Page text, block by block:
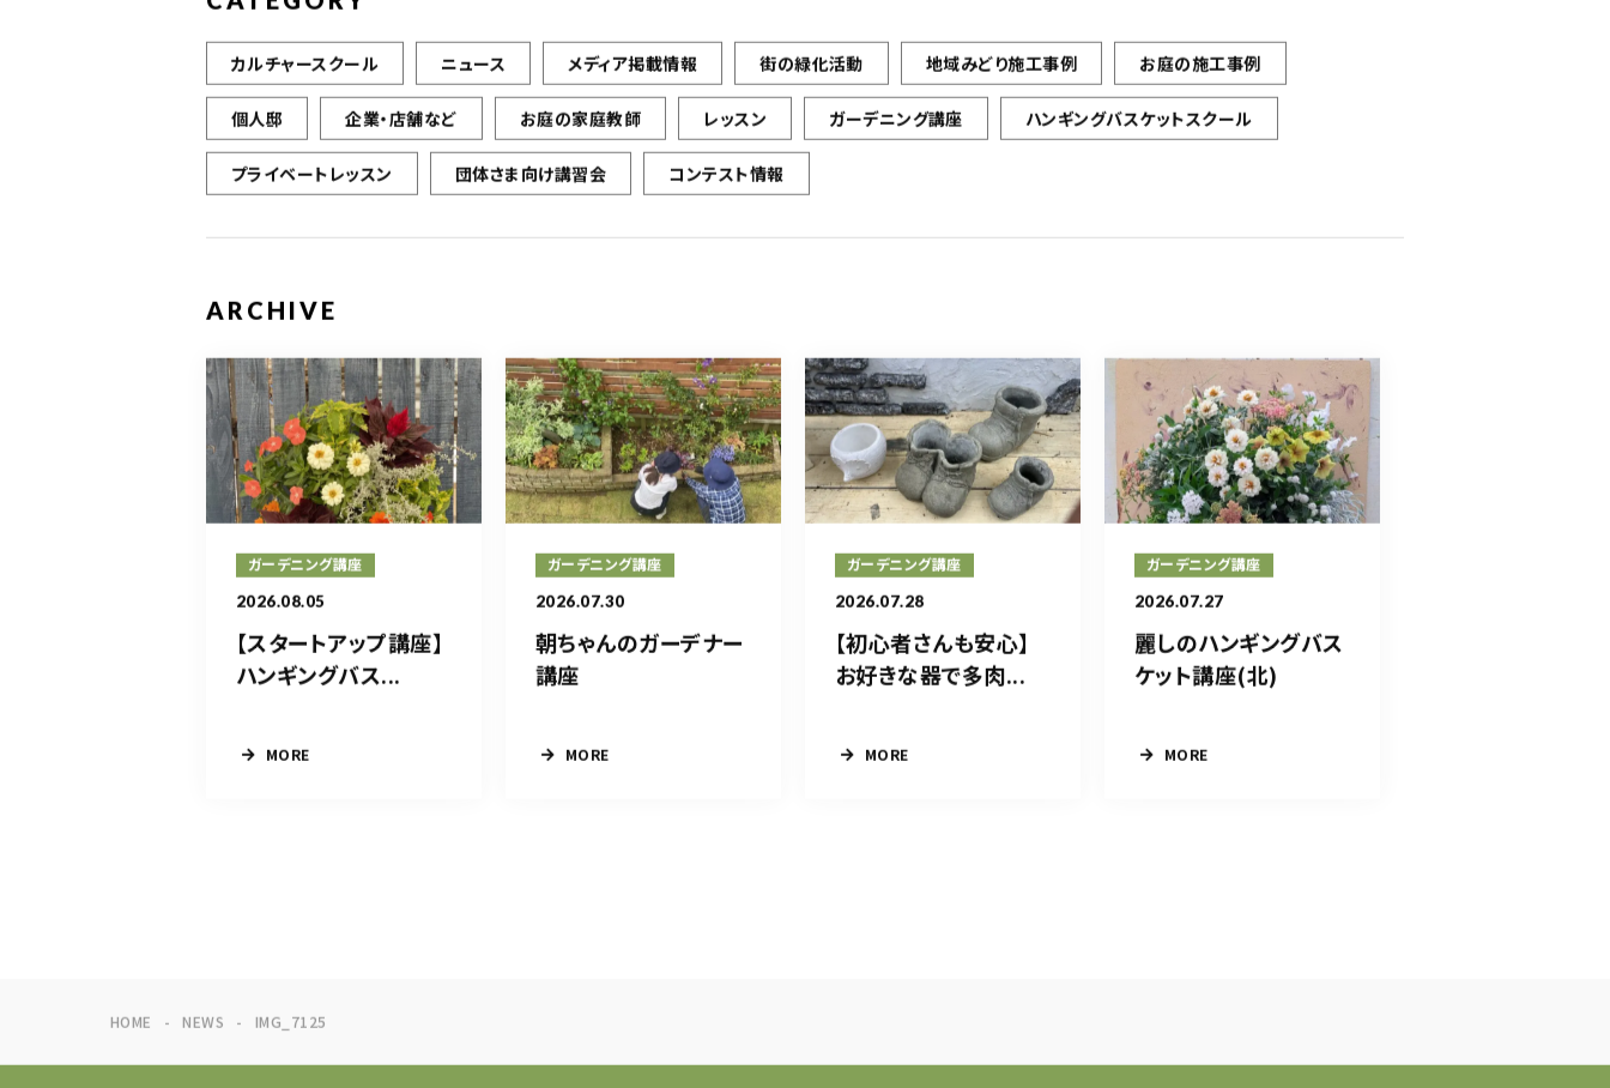
カルチャースクール ニュース メディア掲載情報 街の緑化活動 地域みどり施工事例 お庭の施工事例
個人邸 企業・店舗など お庭の家庭教師 レッスン ガーデニング講座 ハンギングバスケットスクール
プライベートレッスン 団体さま向け講習会 コンテスト情報
ARCHIVE
ガーデニング講座
2026.08.05
【スタートアップ講座】
ハンギングバス...
MORE
ガーデニング講座
2026.07.30
朝ちゃんのガーデナー
講座
MORE
ガーデニング講座
2026.07.28
【初心者さんも安心】
お好きな器で多肉...
MORE
ガーデニング講座
2026.07.27
麗しのハンギングバス
ケット講座(北)
MORE
HOME NEWS IMG_7125